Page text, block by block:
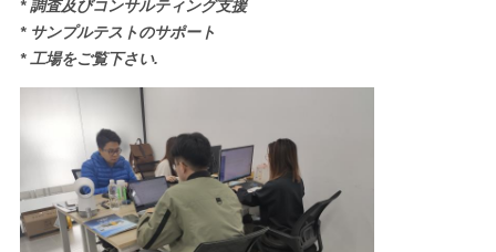
* 調査及びコンサルティング支援
* サンプルテストのサポート
* 工場をご覧下さい.